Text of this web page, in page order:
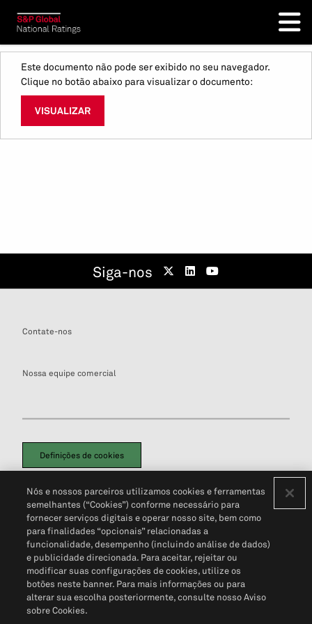
Este documento não pode ser exibido no seu navegador.
Clique no botão abaixo para visualizar o documento:
VISUALIZAR
Siga-nos
Contate-nos
Nossa equipe comercial
Definições de cookies
Política de PrivacidadePortal de privacidade do cliente (em inglês)
Não Venda Minhas Informações Pessoais© 2026 S&P Global
Nós e nossos parceiros utilizamos cookies e ferramentas
semelhantes (“Cookies”) conforme necessário para
fornecer serviços digitais e operar nosso site, bem como
para finalidades “opcionais” relacionadas a
funcionalidade, desempenho (incluindo análise de dados)
e publicidade direcionada. Para aceitar, rejeitar ou
modificar suas configurações de cookies, utilize os
botões neste banner. Para mais informações ou para
alterar sua escolha posteriormente, consulte nosso Aviso
sobre Cookies.